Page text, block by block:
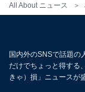
All About ニュース
国内外のSNSで話題の
だけでちょっと得する
きゃ）損」ニュースが